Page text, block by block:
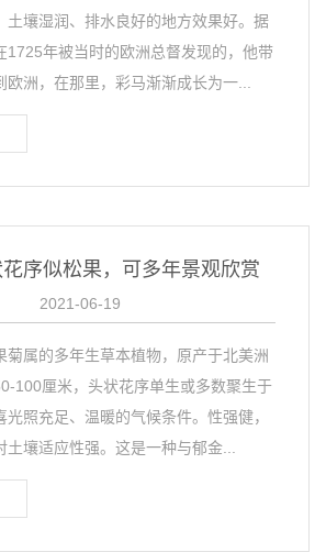
土壤湿润、排水良好的地方效果好。据
1725年被当时的欧洲总督发现的，他带
欧洲，在那里，彩马渐渐成长为一...
序似松果，可多年景观欣赏
2021-06-19
菊属的多年生草本植物，原产于北美洲
100厘米，头状花序单生或多数聚生于
照充足、温暖的气候条件。性强健，
壤适应性强。这是一种与郁金...